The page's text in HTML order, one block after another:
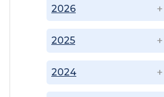
2024
2025
2026